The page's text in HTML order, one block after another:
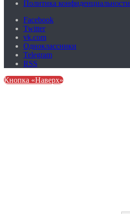
Политика конфиденциальности
Facebook
Twitter
vk.com
Одноклассники
Telegram
RSS
Кнопка «Наверх»